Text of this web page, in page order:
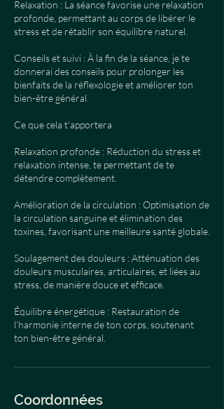
Relaxation : La séance favorise une relaxation
profonde, permettant au corps de libérer le
stress et de rétablir son équilibre naturel.
Conseils et suivi : À la fin de la séance, je te
donnerai des conseils pour prolonger les
bienfaits de la réflexologie et améliorer ton
bien-être général.
Ce que cela t'apportera
Relaxation profonde : Réduction du stress et
relaxation intense, te permettant de te
détendre complètement.
Amélioration de la circulation : Optimisation de
la circulation sanguine et élimination des
toxines, favorisant une meilleure santé globale.
Soulagement des douleurs : Atténuation des
douleurs musculaires, articulaires, et liées au
stress, de manière douce et efficace.
Équilibre énergétique : Restauration de
l’harmonie interne de ton corps, soutenant
ton bien-être général.
Coordonnées